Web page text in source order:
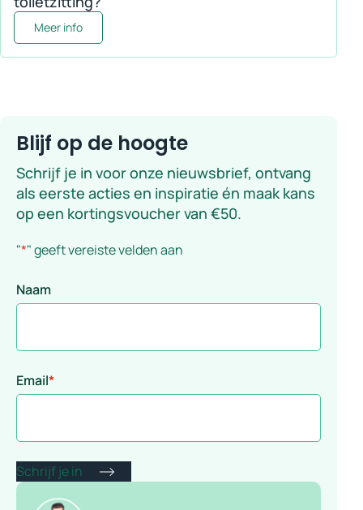
Meer infoMeer informatie over Wat is softclose bij een
Blijf op de hoogte
Schrijf je in voor onze nieuwsbrief, ontvang
als eerste acties en inspiratie én maak kans
op een kortingsvoucher van €50.
"*" geeft vereiste velden aan
Naam
Email*